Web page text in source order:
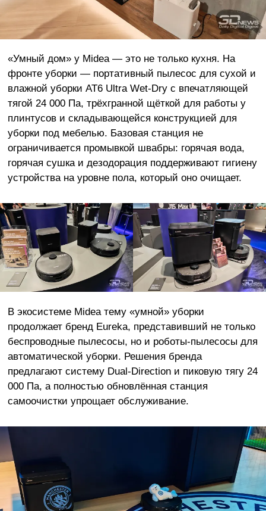
«Умный дом» у Midea — это не только кухня. На
фронте уборки — портативный пылесос для сухой и
влажной уборки AT6 Ultra Wet-Dry с впечатляющей
тягой 24 000 Па, трёхгранной щёткой для работы у
плинтусов и складывающейся конструкцией для
уборки под мебелью. Базовая станция не
ограничивается промывкой швабры: горячая вода,
горячая сушка и дезодорация поддерживают гигиену
устройства на уровне пола, который оно очищает.
В экосистеме Midea тему «умной» уборки
продолжает бренд Eureka, представивший не только
беспроводные пылесосы, но и роботы-пылесосы для
автоматической уборки. Решения бренда
предлагают систему Dual-Direction и пиковую тягу 24
000 Па, а полностью обновлённая станция
самоочистки упрощает обслуживание.